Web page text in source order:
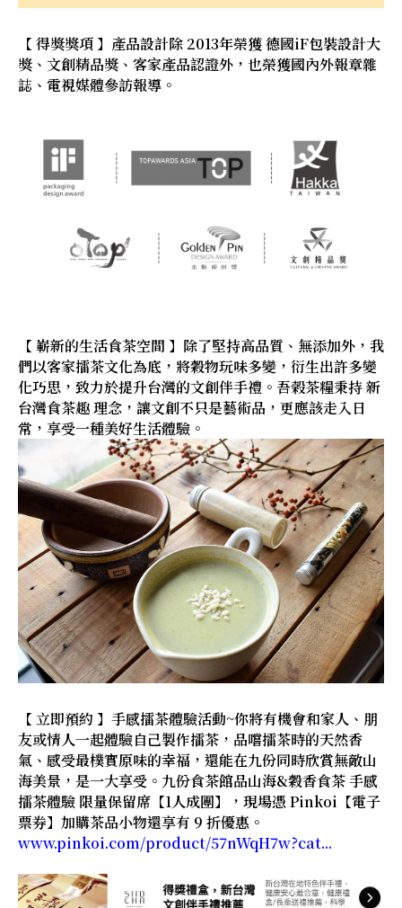
【 得獎獎項 】產品設計除 2013年榮獲 德國iF包裝設計大
獎、文創精品獎、客家產品認證外，也榮獲國內外報章雜
誌、電視媒體參訪報導。
【 嶄新的生活食茶空間 】除了堅持高品質、無添加外，我
們以客家擂茶文化為底，將穀物玩味多變，衍生出許多變
化巧思，致力於提升台灣的文創伴手禮。吾榖茶糧秉持 新
台灣食茶趣 理念，讓文創不只是藝術品，更應該走入日
常，享受一種美好生活體驗。
【 立即預約 】手感擂茶體驗活動~你將有機會和家人、朋
友或情人一起體驗自己製作擂茶，品嚐擂茶時的天然香
氣、感受最樸實原味的幸福，還能在九份同時欣賞無敵山
海美景，是一大享受。九份食茶館品山海&穀香食茶 手感
擂茶體驗 限量保留席【1人成團】，現場憑 Pinkoi【電子
票券】加購茶品小物還享有 9 折優惠。
www.pinkoi.com/product/57nWqH7w?cat...